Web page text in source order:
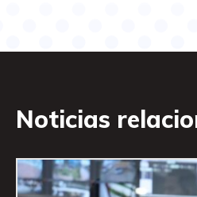
Noticias